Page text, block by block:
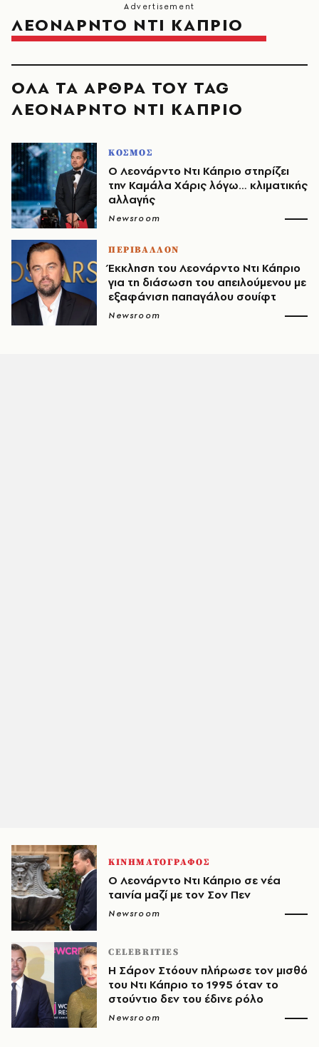
ΛΕΟΝΑΡΝΤΟ ΝΤΙ ΚΑΠΡΙΟ
ΟΛΑ ΤΑ ΑΡΘΡΑ ΤΟΥ TAG
ΛΕΟΝΑΡΝΤΟ ΝΤΙ ΚΑΠΡΙΟ
ΚΟΣΜΟΣ
Ο Λεονάρντο Ντι Κάπριο στηρίζει
την Καμάλα Χάρις λόγω… κλιματικής
αλλαγής
Newsroom
ΠΕΡΙΒΑΛΛΟΝ
Έκκληση του Λεονάρντο Ντι Κάπριο
για τη διάσωση του απειλούμενου με
εξαφάνιση παπαγάλου σουίφτ
Newsroom
ΚΙΝΗΜΑΤΟΓΡΑΦΟΣ
Ο Λεονάρντο Ντι Κάπριο σε νέα
ταινία μαζί με τον Σον Πεν
Newsroom
CELEBRITIES
Η Σάρον Στόουν πλήρωσε τον μισθό
του Ντι Κάπριο το 1995 όταν το
στούντιο δεν του έδινε ρόλο
Newsroom